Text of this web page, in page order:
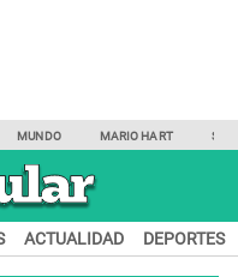
MUNDO MARIO HART
ACTUALIDAD DEPORTES